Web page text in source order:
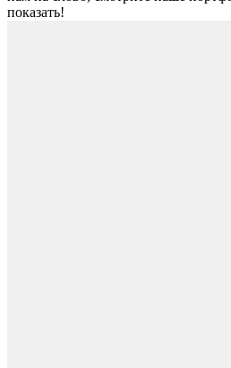
показать!